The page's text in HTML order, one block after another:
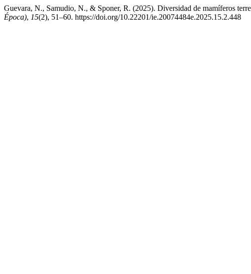
Guevara, N., Samudio, N., & Sponer, R. (2025). Diversidad de mamíferos
Época), 15(2), 51–60. https://doi.org/10.22201/ie.20074484e.2025.15.2.448